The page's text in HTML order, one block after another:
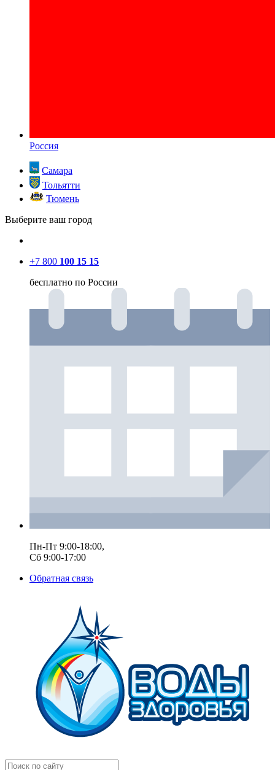
Россия
Самара
Тольятти
Тюмень
Выберите ваш город
+7 800 100 15 15
бесплатно по России
Пн-Пт 9:00-18:00,
Сб 9:00-17:00
Обратная связь